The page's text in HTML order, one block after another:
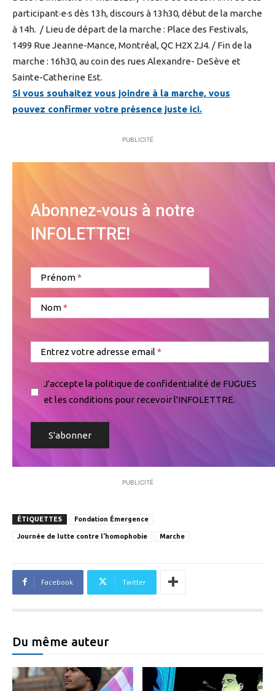
participant·e·s dès 13h, discours à 13h30, début de la marche
à 14h. / Lieu de départ de la marche : Place des Festivals,
1499 Rue Jeanne-Mance, Montréal, QC H2X 2J4. / Fin de la
marche : 16h30, au coin des rues Alexandre- DeSève et
Sainte-Catherine Est.
Si vous souhaitez vous joindre à la marche, vous
pouvez confirmer votre présence juste ici.
PUBLICITÉ
Abonnez-vous à notre
INFOLETTRE!
Prénom
Nom
Entrez votre adresse email
J'accepte la politique de confidentialité de FUGUES
et les conditions pour recevoir l'INFOLETTRE.
PUBLICITÉ
ÉTIQUETTES Fondation Émergence
Journée de lutte contre l'homophobie Marche
Facebook Twitter
Du même auteur